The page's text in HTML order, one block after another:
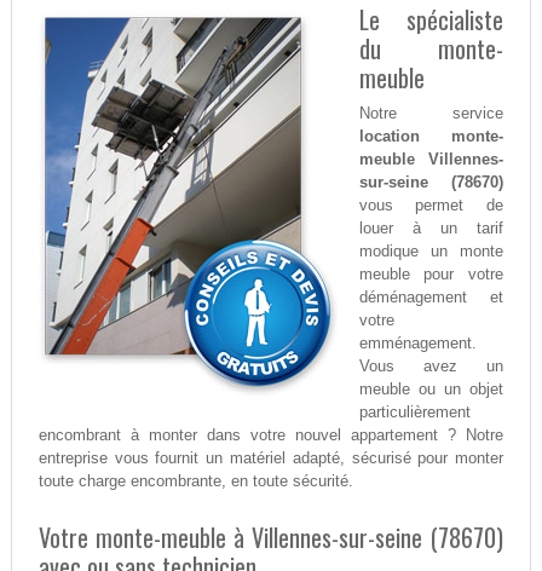
Le spécialiste
du monte-
meuble
Notre service
location monte-
meuble Villennes-
sur-seine (78670)
vous permet de
louer à un tarif
modique un monte
meuble pour votre
déménagement et
votre
emménagement.
Vous avez un
meuble ou un objet
particulièrement
encombrant à monter dans votre nouvel appartement ? Notre
entreprise vous fournit un matériel adapté, sécurisé pour monter
toute charge encombrante, en toute sécurité.
Votre monte-meuble à Villennes-sur-seine (78670)